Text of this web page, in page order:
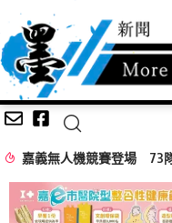
嘉義無人機競賽登場 73